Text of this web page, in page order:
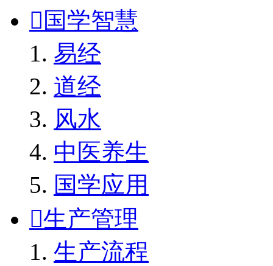
国学智慧
易经
道经
风水
中医养生
国学应用
生产管理
生产流程